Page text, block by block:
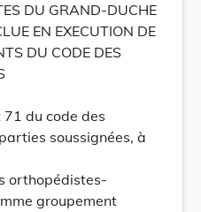
DU GRAND-DUCHE
EN EXECUTION DE
DU CODE DES
du code des
soussignées, à
orthopédistes-
groupement